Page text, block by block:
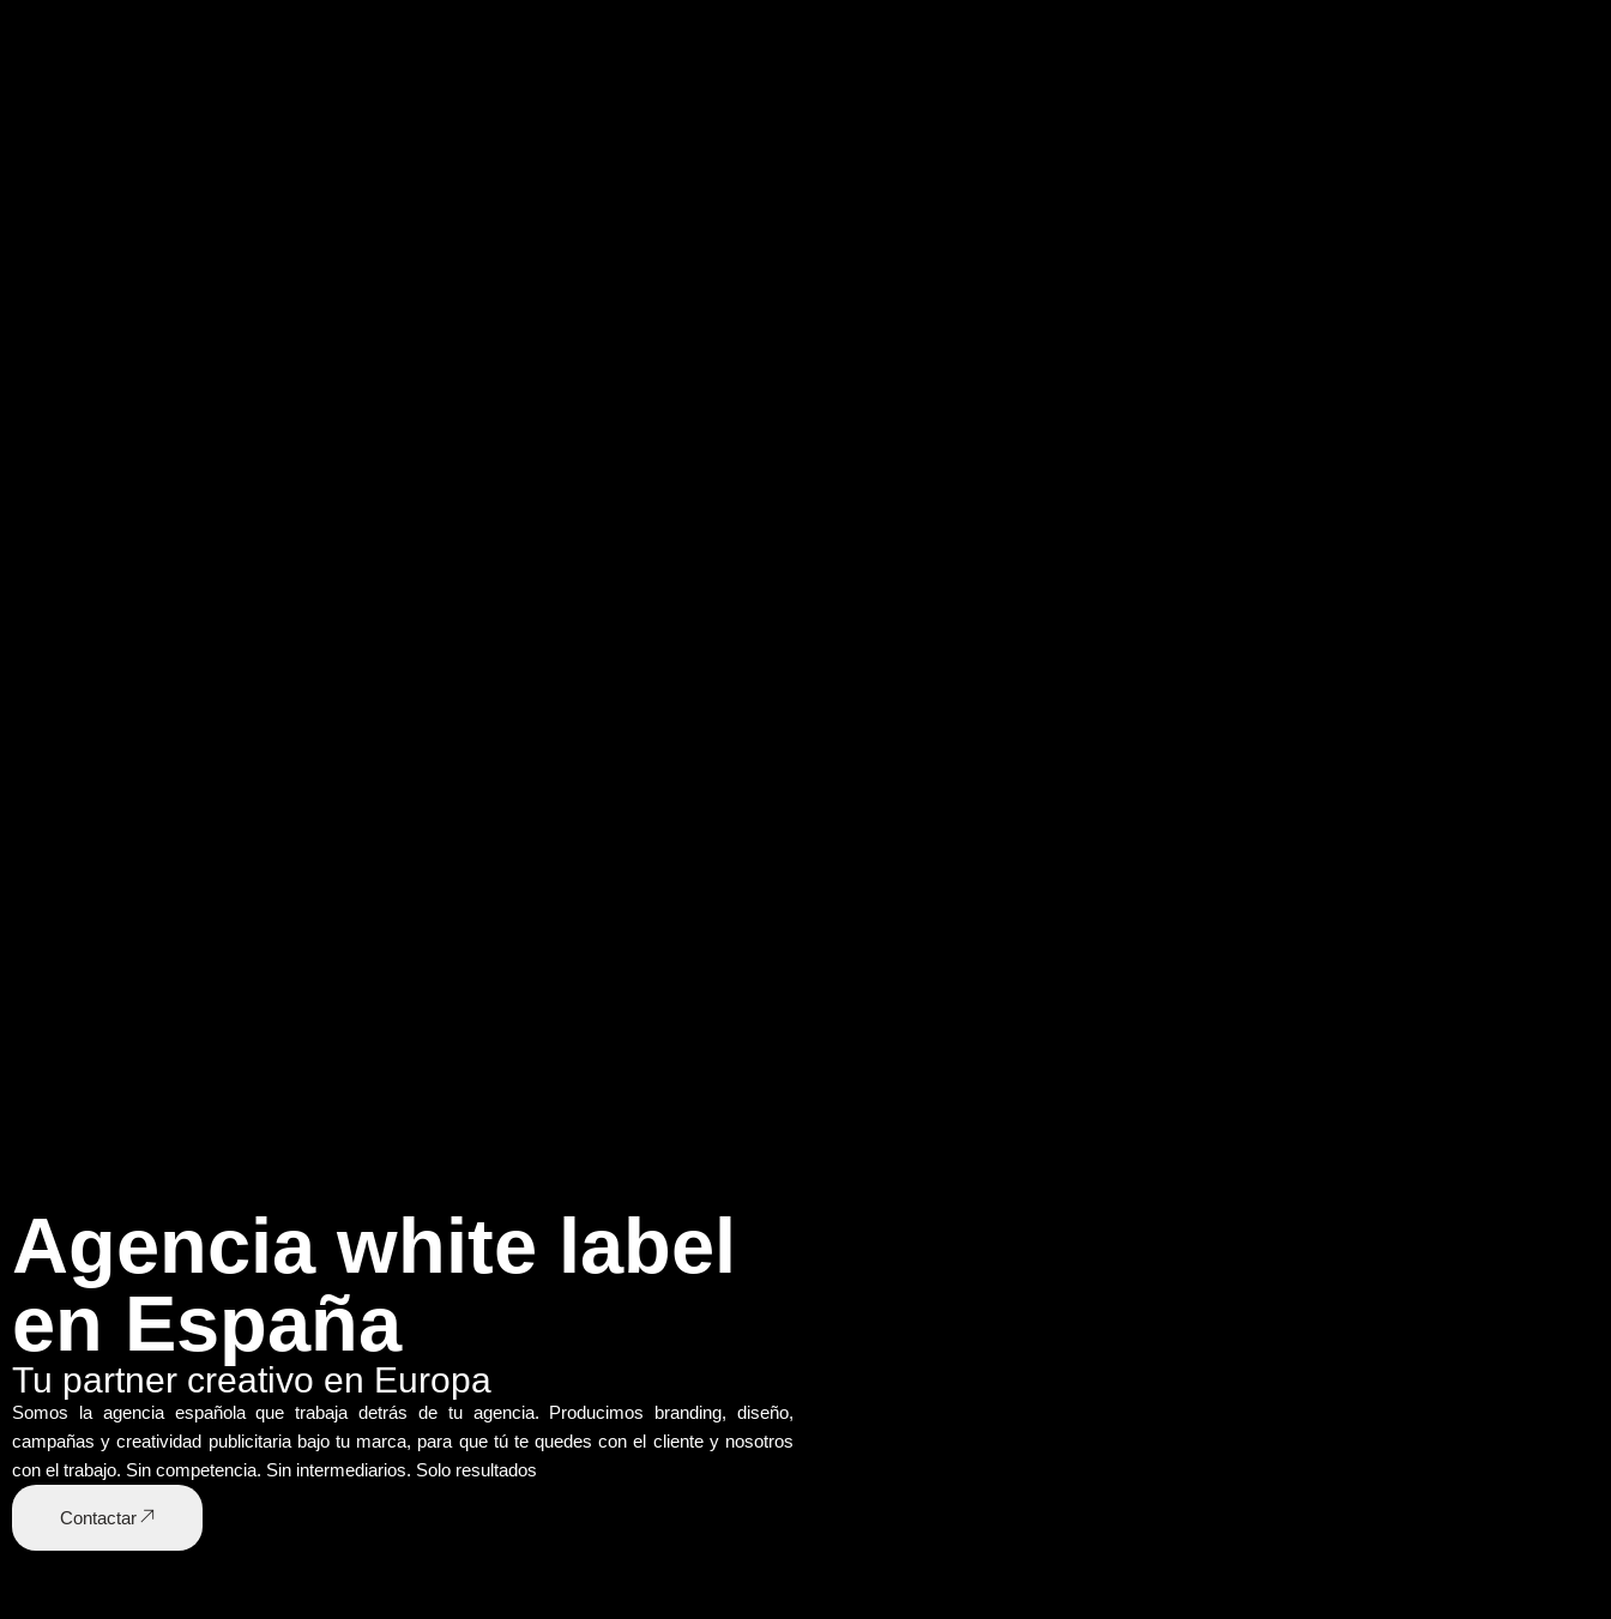
Agencia white label
en España
Tu partner creativo en Europa
Somos la agencia española que trabaja detrás de tu agencia. Producimos branding, diseño,
campañas y creatividad publicitaria bajo tu marca, para que tú te quedes con el cliente y nosotros
con el trabajo. Sin competencia. Sin intermediarios. Solo resultados
Contactar